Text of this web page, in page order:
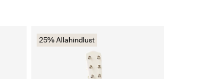
25% Allahindlust